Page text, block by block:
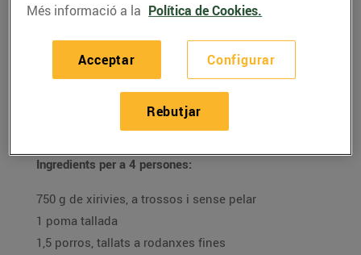
Crema de xirivia amb
poma i xips de moniato
Ingredients per a 4 persones:
750 g de xirivies, a trossos i sense pelar
1 poma tallada
1,5 porros, tallats a rodanxes fines
Més informació a la Política de Cookies.
Configurar
Rebutjar
Acceptar